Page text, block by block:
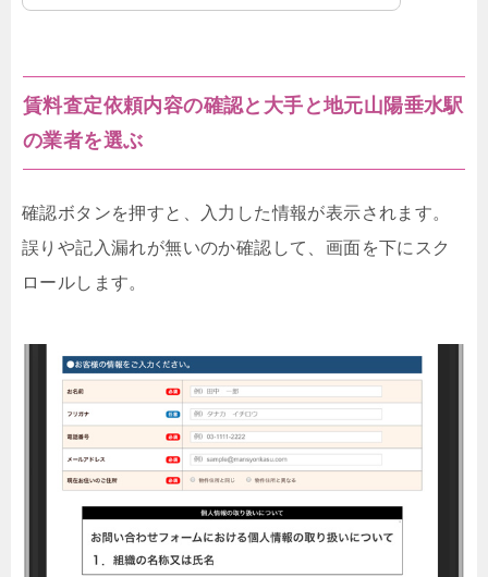
賃料査定依頼内容の確認と大手と地元山陽垂水駅
の業者を選ぶ
確認ボタンを押すと、入力した情報が表示されます。
誤りや記入漏れが無いのか確認して、画面を下にスク
ロールします。